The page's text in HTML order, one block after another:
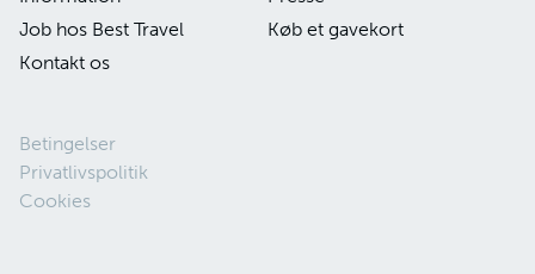
Job hos Best Travel
Køb et gavekort
Kontakt os
Betingelser
Privatlivspolitik
Cookies